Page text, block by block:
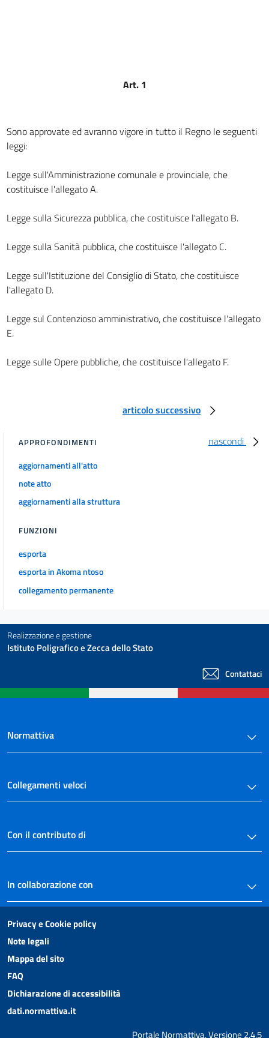
Capo I.
Del comune.
art. 11
art. 12
art. 14
art. 15
Capo II.
art. 18
art. 20
art. 24
art. 25
art. 26
art. 27
art. 29
art. 30
art. 31
art. 32
art. 34
art. 35
art. 38
art. 40
art. 42
art. 45
art. 46
art. 48
art. 49
art. 50
art. 51
art. 52
Art. 1
Sono approvate ed avranno vigore in tutto il Regno le seguenti
leggi:
Legge sull'Amministrazione comunale e provinciale, che
costituisce l'allegato A.
Legge sulla Sicurezza pubblica, che costituisce l'allegato B.
Legge sulla Sanità pubblica, che costituisce l'allegato C.
Legge sull'Istituzione del Consiglio di Stato, che costituisce
l'allegato D.
Legge sul Contenzioso amministrativo, che costituisce l'allegato
E.
Legge sulle Opere pubbliche, che costituisce l'allegato F.
articolo successivo
nascondi
APPROFONDIMENTI
aggiornamenti all'atto
note atto
aggiornamenti alla struttura
FUNZIONI
esporta
esporta in Akoma ntoso
collegamento permanente
Realizzazione e gestione
Istituto Poligrafico e Zecca dello Stato
Contattaci
Normattiva
Collegamenti veloci
Con il contributo di
In collaborazione con
Privacy e Cookie policy
Note legali
Mappa del sito
FAQ
Dichiarazione di accessibilità
dati.normattiva.it
Portale Normattiva, Versione 2.4.5